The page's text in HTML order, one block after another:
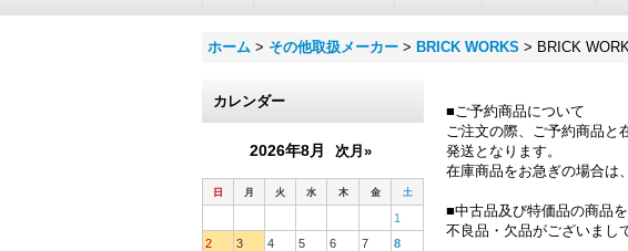
ホーム > その他取扱メーカー > BRICK WORKS > BRICK
カレンダー
2026年8月 次月»
日 月 火 水 木 金 土
1
2
3 4 5 6 7 8
■ご予約商品について
ご注文の際、ご予約商品と
発送となります。
在庫商品をお急ぎの場合は
■中古品及び特価品の商品
不良品・欠品がございまし